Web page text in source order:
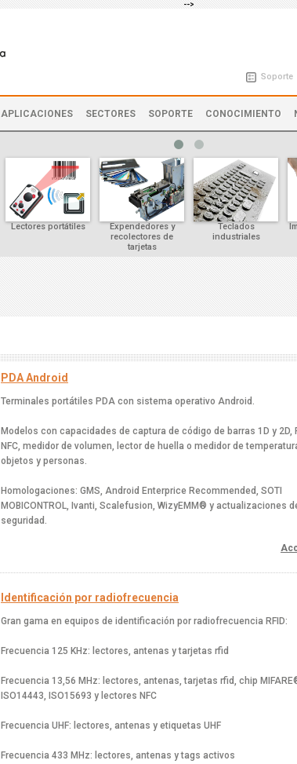
-->
Soporte
APLICACIONES SECTORES SOPORTE CONOCIMIENTO
Lectores portátiles
Expendedores y
recolectores de
tarjetas
Teclados
industriales
PDA Android
Terminales portátiles PDA con sistema operativo Android.
Modelos con capacidades de captura de código de barras 1D y 2D,
NFC, medidor de volumen, lector de huella o medidor de
objetos y personas.
Homologaciones: GMS, Android Enterprice Recommended, SOTI
MOBICONTROL, Ivanti, Scalefusion, WizyEMM® y actualizaciones
seguridad.
Identificación por radiofrecuencia
Gran gama en equipos de identificación por radiofrecuencia RFID:
Frecuencia 125 KHz: lectores, antenas y tarjetas rfid
Frecuencia 13,56 MHz: lectores, antenas, tarjetas rfid, chip
ISO14443, ISO15693 y lectores NFC
Frecuencia UHF: lectores, antenas y etiquetas UHF
Frecuencia 433 MHz: lectores, antenas y tags activos